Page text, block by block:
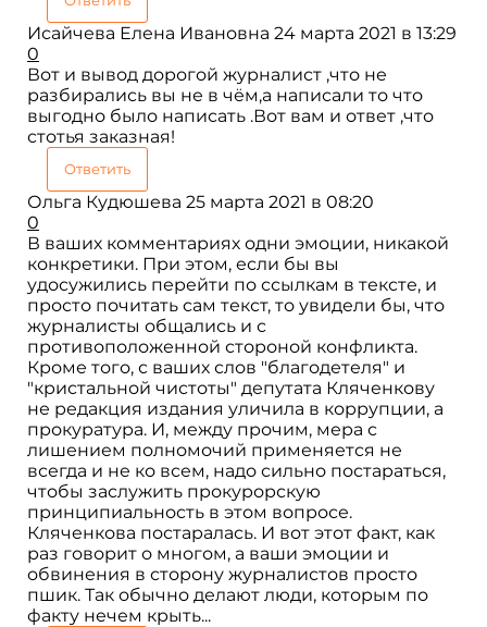
Исайчева Елена Ивановна 24 марта 2021 в 13:29
0
Вот и вывод дорогой журналист ,что не
разбирались вы не в чём,а написали то что
выгодно было написать .Вот вам и ответ ,что
стотья заказная!
Ответить
Ольга Кудюшева 25 марта 2021 в 08:20
0
В ваших комментариях одни эмоции, никакой
конкретики. При этом, если бы вы
удосужились перейти по ссылкам в тексте, и
просто почитать сам текст, то увидели бы, что
журналисты общались и с
противоположенной стороной конфликта.
Кроме того, с ваших слов "благодетеля" и
"кристальной чистоты" депутата Кляченкову
не редакция издания уличила в коррупции, а
прокуратура. И, между прочим, мера с
лишением полномочий применяется не
всегда и не ко всем, надо сильно постараться,
чтобы заслужить прокурорскую
принципиальность в этом вопросе.
Кляченкова постаралась. И вот этот факт, как
раз говорит о многом, а ваши эмоции и
обвинения в сторону журналистов просто
пшик. Так обычно делают люди, которым по
факту нечем крыть...